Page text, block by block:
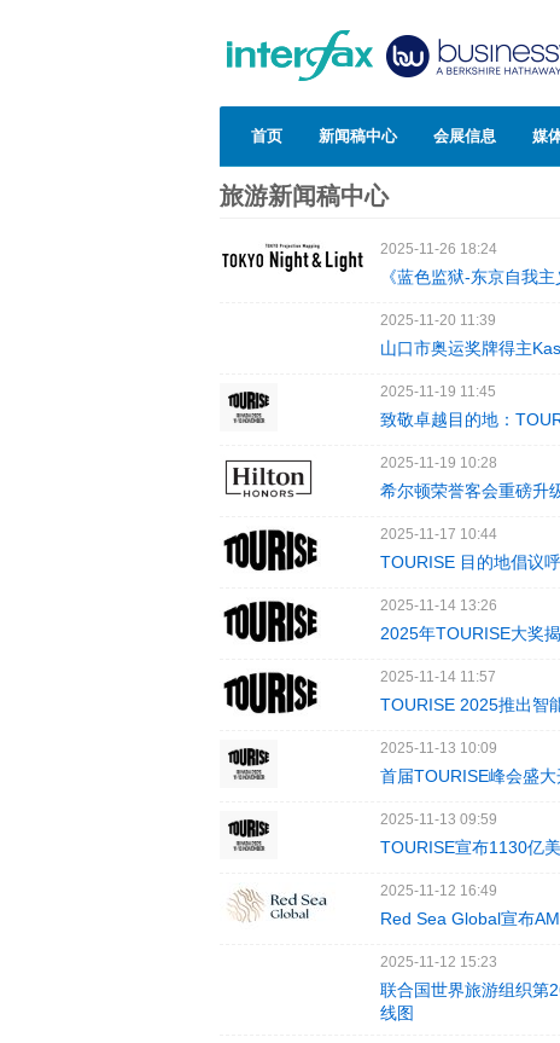
首页 新闻稿中心 会展信息 媒
旅游新闻稿中心
2025-11-26 18:24
《蓝色监狱-东京自我
2025-11-20 11:39
山口市奥运奖牌得主
2025-11-19 11:45
致敬卓越目的地：
2025-11-19 10:28
希尔顿荣誉客会重磅升
2025-11-17 10:44
TOURISE 目的地倡议
2025-11-14 13:26
2025年TOURISE大奖
2025-11-14 11:57
TOURISE 2025推出智
2025-11-13 10:09
首届TOURISE峰会盛
2025-11-13 09:59
TOURISE宣布1130亿
2025-11-12 16:49
Red Sea Global宣布
2025-11-12 15:23
联合国世界旅游组织第
线图